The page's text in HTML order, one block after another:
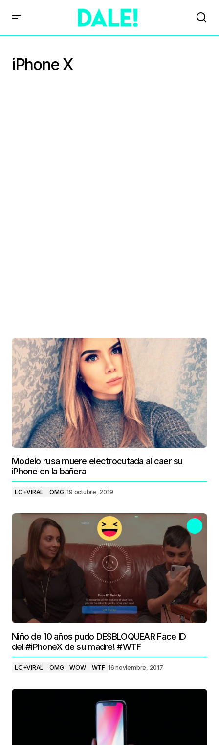
iPhone X
Modelo rusa muere electrocutada al caer su
iPhone en la bañera
LO+VIRAL OMG 19 octubre, 2019
Niño de 10 años pudo DESBLOQUEAR Face ID
del #iPhoneX de su madre! #WTF
LO+VIRAL OMG WOW WTF 16 noviembre, 2017